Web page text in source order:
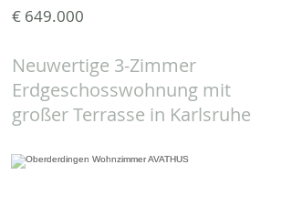
€ 649.000
Neuwertige 3-Zimmer
Erdgeschosswohnung mit
großer Terrasse in Karlsruhe